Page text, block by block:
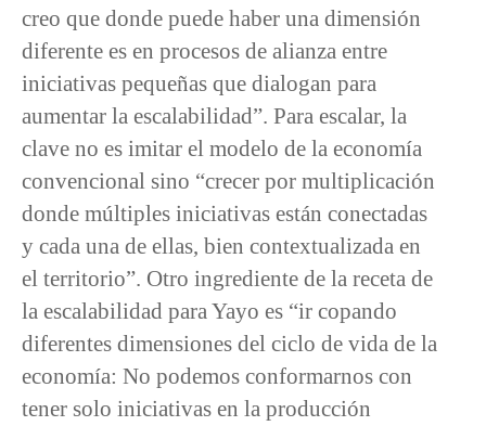
creo que donde puede haber una dimensión
diferente es en procesos de alianza entre
iniciativas pequeñas que dialogan para
aumentar la escalabilidad”. Para escalar, la
clave no es imitar el modelo de la economía
convencional sino “crecer por multiplicación
donde múltiples iniciativas están conectadas
y cada una de ellas, bien contextualizada en
el territorio”. Otro ingrediente de la receta de
la escalabilidad para Yayo es “ir copando
diferentes dimensiones del ciclo de vida de la
economía: No podemos conformarnos con
tener solo iniciativas en la producción